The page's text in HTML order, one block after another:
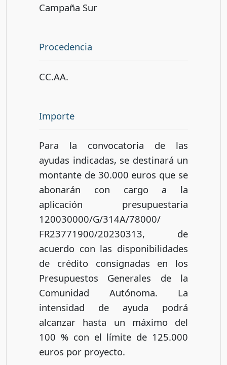
Campaña Sur
Procedencia
CC.AA.
Importe
Para la convocatoria de las
ayudas indicadas, se destinará un
montante de 30.000 euros que se
abonarán con cargo a la
aplicación presupuestaria
120030000/G/314A/78000/
FR23771900/20230313, de
acuerdo con las disponibilidades
de crédito consignadas en los
Presupuestos Generales de la
Comunidad Autónoma. La
intensidad de ayuda podrá
alcanzar hasta un máximo del
100 % con el límite de 125.000
euros por proyecto.